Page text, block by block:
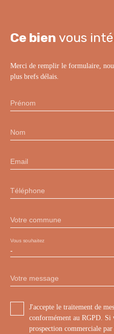
Ce bien vous
Merci de remplir le formulaire,
plus brefs délais.
Prénom
Nom
Email
Téléphone
Votre commune
-
Vous souhaitez
Votre message
J'accepte le traitement de
conformément au RGPD. Si
prospection commerciale